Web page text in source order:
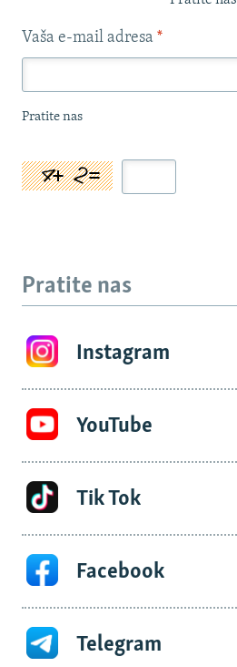
Vaša e-mail adresa *
Pratite nas
Pratite nas
Instagram
YouTube
Tik Tok
Facebook
Telegram